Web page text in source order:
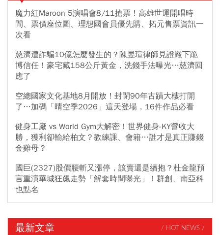
魔力紅Maroon 5演唱會8/11搶票！高雄世運開唱時
間、票價座位圖、理想國會員優先購、拓元售票資訊一
次看
慈濟遭詐騙10億怎麼發生的？陳昱瑄律師見證嚴下跪
博信任！豪宅藏158公斤黃金，洗錢手法曝光…慈濟回
應了
空總國家文化基地8月開放！封閉90年古蹟大樓打開
了…加碼「晴空季2026」這天登場，16件作品必看
健身工廠 vs World Gym大解密！世界健身-KY營收大
勝，獲利卻輸給柏文？教練課、會籍…誰才是真正賺錢
金雞母？
國巨(2327)股價腰斬又漲停，該賣還是續抱？杜金龍預
言重演華城狂飆走勢「解套時間曝光」！群創、南亞科
也點名
最新文章 / HOT NEWS /